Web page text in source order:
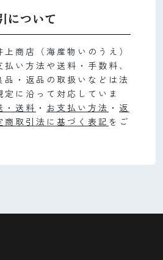
について
商店（海産物いのうえ）
い方法や送料・手数料、
品・返品の取扱いなどは法
に沿って対応していま
・送料 ・ お支払い方法 ・ 返
商取引法に基づく表記 をご